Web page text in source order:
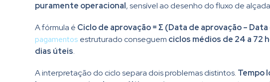
puramente operacional, sensível ao desenho do fluxo de
A fórmula é Ciclo de aprovação = Σ (Data de aprovação –
pagamentos estruturado conseguem ciclos médios de 24 a 72
dias úteis.
A interpretação do ciclo separa dois problemas distintos. Tempo